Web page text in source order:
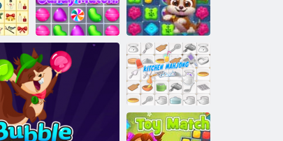
Fusion tropicale
Shooter à bulles
html5
Bonbons match!
Histoire de
puzzle de chien